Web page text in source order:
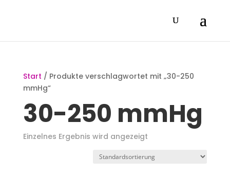
Start / Produkte verschlagwortet mit „30-250
mmHg“
30-250 mmHg
Einzelnes Ergebnis wird angezeigt